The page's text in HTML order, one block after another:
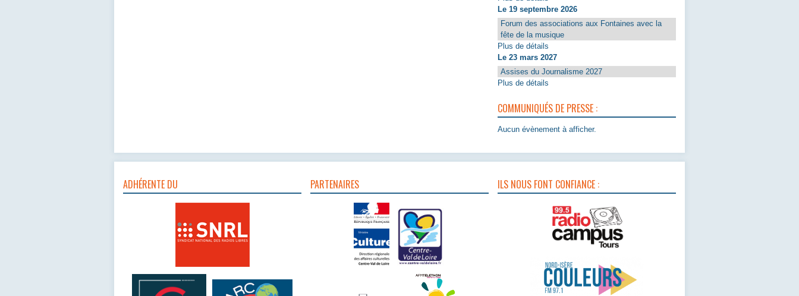
Le 19 septembre 2026
Forum des associations aux Fontaines avec la
fête de la musique
Plus de détails
Le 23 mars 2027
Assises du Journalisme 2027
Plus de détails
COMMUNIQUÉS DE PRESSE :
Aucun évènement à afficher.
ADHÉRENTE DU PARTENAIRES ILS NOUS FONT CONFIANCE :